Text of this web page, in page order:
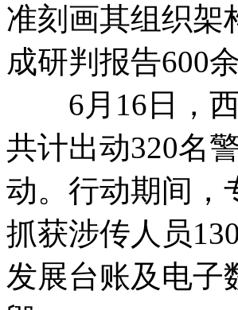
准刻画其组织架
成研判报告600余
6月16日，西
共计出动320名
动。行动期间，
抓获涉传人员
发展台账及电子